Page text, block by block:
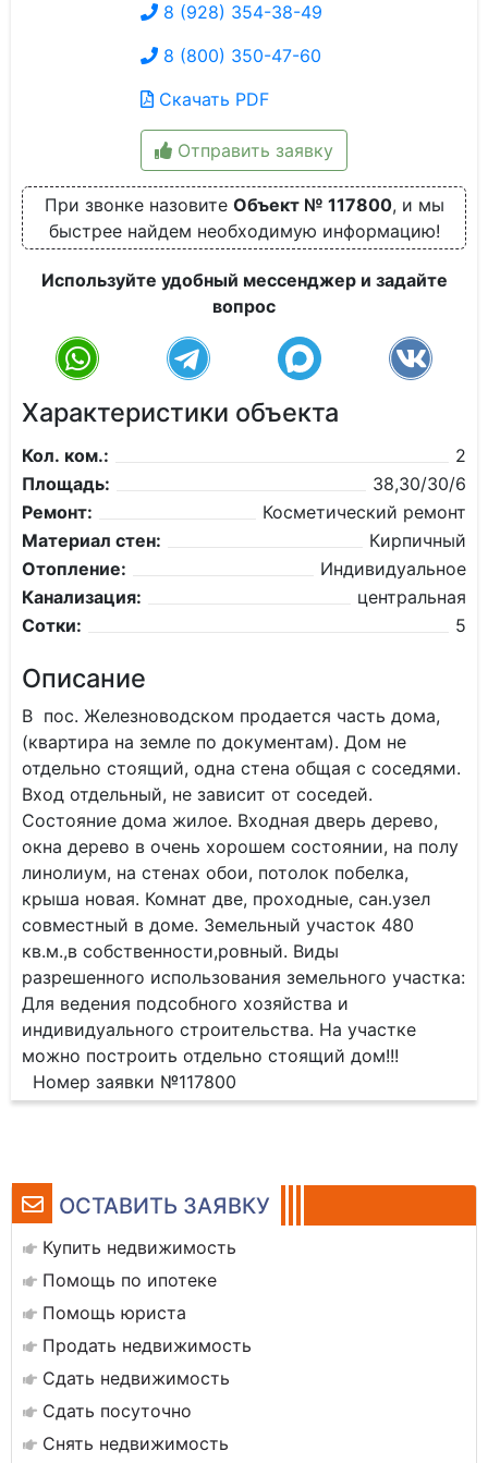
ОСТАВИТЬ ЗАЯВКУ
Купить недвижимость
Помощь по ипотеке
Помощь юриста
Продать недвижимость
Сдать недвижимость
Сдать посуточно
Снять недвижимость
8 (928) 354-38-49
8 (800) 350-47-60
Скачать PDF
Отправить заявку
При звонке назовите Объект № 117800, и мы
быстрее найдем необходимую информацию!
Используйте удобный мессенджер и задайте
вопрос
Характеристики объекта
Кол. ком.:
2
Площадь:
38,30/30/6
Ремонт:
Косметический ремонт
Материал стен:
Кирпичный
Отопление:
Индивидуальное
Канализация:
центральная
Сотки:
5
Описание
В пос. Железноводском продается часть дома,
(квартира на земле по документам). Дом не
отдельно стоящий, одна стена общая с соседями.
Вход отдельный, не зависит от соседей.
Состояние дома жилое. Входная дверь дерево,
окна дерево в очень хорошем состоянии, на полу
линолиум, на стенах обои, потолок побелка,
крыша новая. Комнат две, проходные, сан.узел
совместный в доме. Земельный участок 480
кв.м.,в собственности,ровный. Виды
разрешенного использования земельного участка:
Для ведения подсобного хозяйства и
индивидуального строительства. На участке
можно построить отдельно стоящий дом!!!
Номер заявки №117800